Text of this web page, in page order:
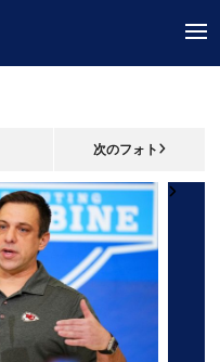
次のフォト